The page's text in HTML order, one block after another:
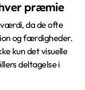
præmie
da de ofte
og færdigheder.
kun det visuelle
deltagelse i